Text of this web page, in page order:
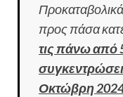
προς πάσα
τις πάνω από
Οκτώβρη